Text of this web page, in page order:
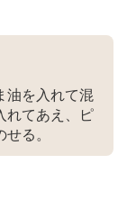
油を入れて混
れてあえ、ピ
る。